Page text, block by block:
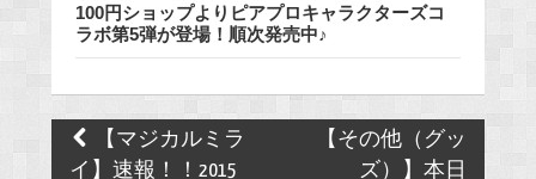
100円ショップよりピアプロキャラクターズコ
ラボ第5弾が登場！順次発売中♪
Post【マジカルミラ
イ】速報！！2015
【その他（グッ
ズ）】本日